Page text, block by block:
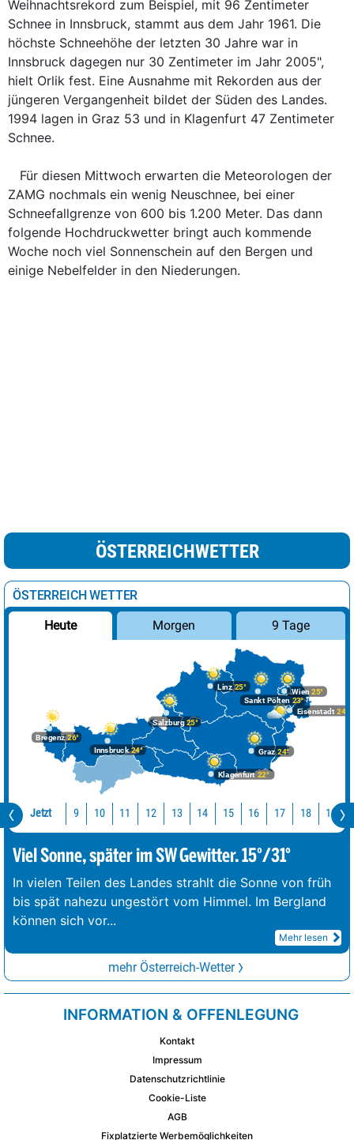
Weihnachtsrekord zum Beispiel, mit 96 Zentimeter
Schnee in Innsbruck, stammt aus dem Jahr 1961. Die
höchste Schneehöhe der letzten 30 Jahre war in
Innsbruck dagegen nur 30 Zentimeter im Jahr 2005",
hielt Orlik fest. Eine Ausnahme mit Rekorden aus der
jüngeren Vergangenheit bildet der Süden des Landes.
1994 lagen in Graz 53 und in Klagenfurt 47 Zentimeter
Schnee.
Für diesen Mittwoch erwarten die Meteorologen der
ZAMG nochmals ein wenig Neuschnee, bei einer
Schneefallgrenze von 600 bis 1.200 Meter. Das dann
folgende Hochdruckwetter bringt auch kommende
Woche noch viel Sonnenschein auf den Bergen und
einige Nebelfelder in den Niederungen.
ÖSTERREICHWETTER
ÖSTERREICH WETTER
Heute Morgen 9 Tage
Bregenz26°
Graz24°
Innsbruck24°
Klagenfurt 22°
Linz25°
Salzburg25°
Wien 25°
Eisenstadt 24°
Sankt Pölten 23°
Jetzt 9 10 11 12 13 14 15 16 17 18 19
Viel Sonne, später im SW Gewitter. 15°/31°
In vielen Teilen des Landes strahlt die Sonne von früh
bis spät nahezu ungestört vom Himmel. Im Bergland
können sich vor...
Mehr lesen
mehr Österreich-Wetter
INFORMATION & OFFENLEGUNG
Kontakt
Impressum
Datenschutzrichtlinie
Cookie-Liste
AGB
Fixplatzierte Werbemöglichkeiten